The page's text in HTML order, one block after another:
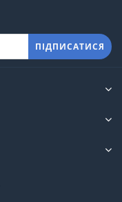
ПІДПИСАТИСЯ